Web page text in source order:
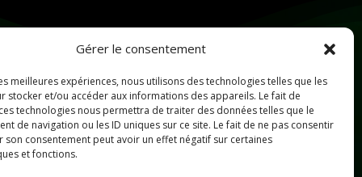
Gérer le consentement
meilleures expériences, nous utilisons des technologies telles que les
stocker et/ou accéder aux informations des appareils. Le fait de
technologies nous permettra de traiter des données telles que le
de navigation ou les ID uniques sur ce site. Le fait de ne pas consentir
son consentement peut avoir un effet négatif sur certaines
et fonctions.
Me Contacter
erika@surmonchemindelumiere.fr
06 69 42 82 26